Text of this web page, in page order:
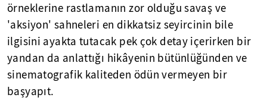
örneklerine rastlamanın zor olduğu savaş ve
'aksiyon' sahneleri en dikkatsiz seyircinin bile
ilgisini ayakta tutacak pek çok detay içerirken bir
yandan da anlattığı hikâyenin bütünlüğünden ve
sinematografik kaliteden ödün vermeyen bir
başyapıt.